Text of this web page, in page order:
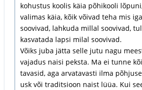
kohustus koolis käia põhikooli
valimas käia, kõik võivad teha mis
soovivad, lahkuda millal soovivad,
kasvatada lapsi milal soovivad.
Võiks juba jätta selle jutu nagu
vajadus naisi peksta. Ma ei tunne
tavasid, aga arvatavasti ilma
usk või traditsioon naist lüüa. Kui